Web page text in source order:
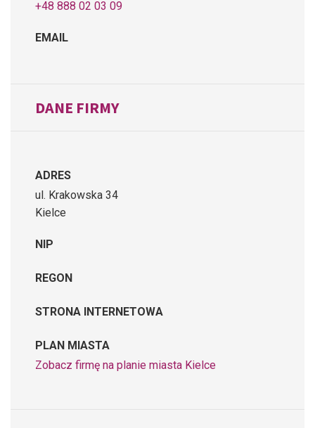
+48 888 02 03 09
EMAIL
DANE FIRMY
ADRES
ul. Krakowska 34
Kielce
NIP
REGON
STRONA INTERNETOWA
PLAN MIASTA
Zobacz firmę na planie miasta Kielce